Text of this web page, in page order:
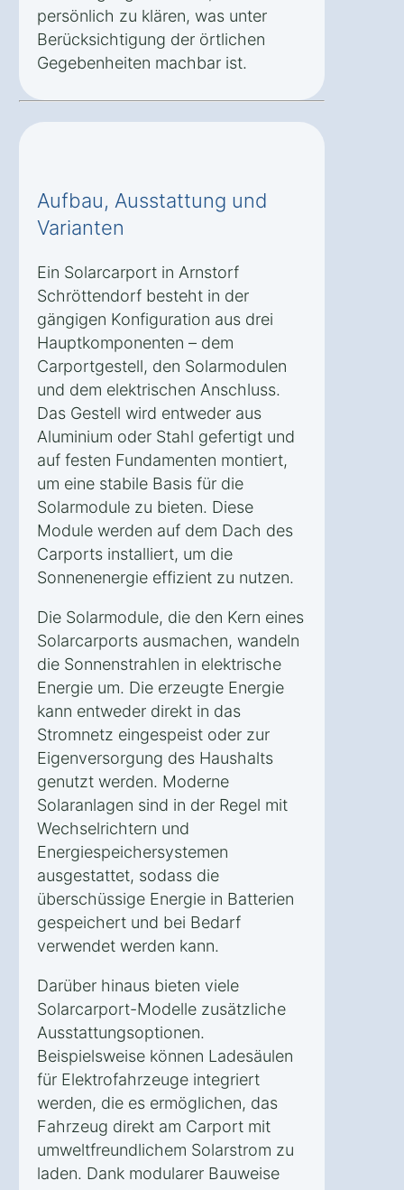
persönlich zu klären, was unter
Berücksichtigung der örtlichen
Gegebenheiten machbar ist.
Aufbau, Ausstattung und
Varianten
Ein Solarcarport in Arnstorf
Schröttendorf besteht in der
gängigen Konfiguration aus drei
Hauptkomponenten – dem
Carportgestell, den Solarmodulen
und dem elektrischen Anschluss.
Das Gestell wird entweder aus
Aluminium oder Stahl gefertigt und
auf festen Fundamenten montiert,
um eine stabile Basis für die
Solarmodule zu bieten. Diese
Module werden auf dem Dach des
Carports installiert, um die
Sonnenenergie effizient zu nutzen.
Die Solarmodule, die den Kern eines
Solarcarports ausmachen, wandeln
die Sonnenstrahlen in elektrische
Energie um. Die erzeugte Energie
kann entweder direkt in das
Stromnetz eingespeist oder zur
Eigenversorgung des Haushalts
genutzt werden. Moderne
Solaranlagen sind in der Regel mit
Wechselrichtern und
Energiespeichersystemen
ausgestattet, sodass die
überschüssige Energie in Batterien
gespeichert und bei Bedarf
verwendet werden kann.
Darüber hinaus bieten viele
Solarcarport-Modelle zusätzliche
Ausstattungsoptionen.
Beispielsweise können Ladesäulen
für Elektrofahrzeuge integriert
werden, die es ermöglichen, das
Fahrzeug direkt am Carport mit
umweltfreundlichem Solarstrom zu
laden. Dank modularer Bauweise